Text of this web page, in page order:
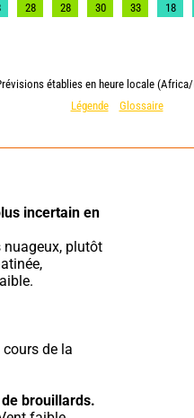
28 28 30 33 18
établies en heure locale (Africa/
Légende
Glossaire
incertain en
de la
brouillards.